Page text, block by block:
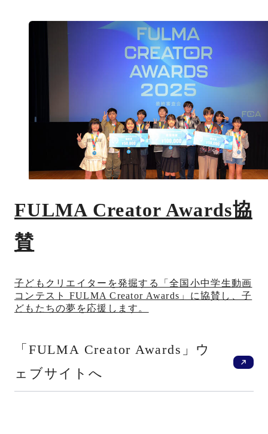
FULMA Creator Awards協
賛
子どもクリエイターを発掘する「全国小中学生動画
コンテスト FULMA Creator Awards」に協賛し、子
どもたちの夢を応援します。
「FULMA Creator Awards」ウ
ェブサイトへ